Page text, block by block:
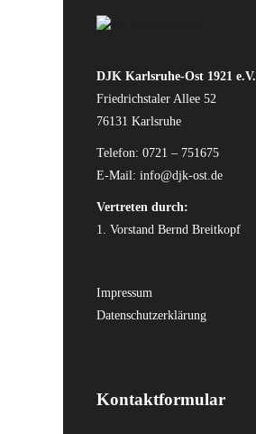
DJK Karlsruhe-Ost 1921 e.V.
Friedrichstaler Allee 52
76131 Karlsruhe
Telefon: 0721 – 751675
E-Mail: info@djk-ost.de
Vertreten durch:
1. Vorstand Bernd Breitkopf
Impressum
Datenschutzerklärung
Kontaktformular